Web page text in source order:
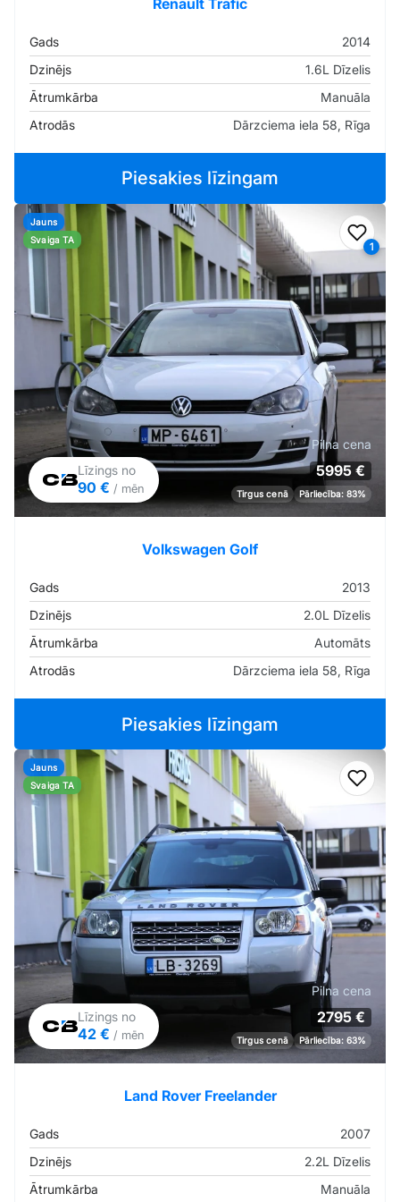
Gads
2014
Dzinējs
1.6L Dīzelis
Ātrumkārba
Manuāla
Atrodās
Dārzciema iela 58, Rīga
Piesakies līzingam
1
Jauns
Svaiga TA
Līzings no
90 € / mēn
Pilna cena
5995 €
Tirgus cenā Pārliecība: 83%
Volkswagen Golf
Gads
2013
Dzinējs
2.0L Dīzelis
Ātrumkārba
Automāts
Atrodās
Dārzciema iela 58, Rīga
Piesakies līzingam
Jauns
Svaiga TA
Līzings no
42 € / mēn
Pilna cena
2795 €
Tirgus cenā Pārliecība: 63%
Land Rover Freelander
Gads
2007
Dzinējs
2.2L Dīzelis
Ātrumkārba
Manuāla